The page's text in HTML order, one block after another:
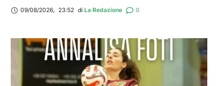
09/08/2026, 23:52 di La Redazione 0